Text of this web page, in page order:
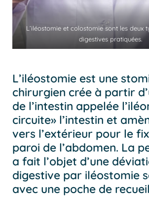
L’iléostomie et colostomie sont les deux
digestives pratiquées.
L’iléostomie est une
chirurgien crée à partir
de l’intestin appelée
circuite» l’intestin et
vers l’extérieur pour le
paroi de l’abdomen. La
a fait l’objet d’une
digestive par iléostomie
avec une poche de